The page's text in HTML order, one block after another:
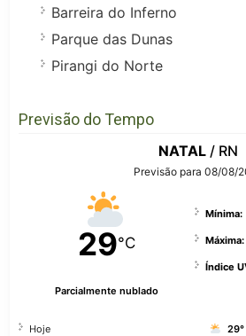
Barreira do Inferno
Parque das Dunas
Pirangi do Norte
Previsão do Tempo
NATAL / RN
Previsão para 08/08/
29°C
Parcialmente nublado
Mínima:
Máxima:
Índice
Hoje